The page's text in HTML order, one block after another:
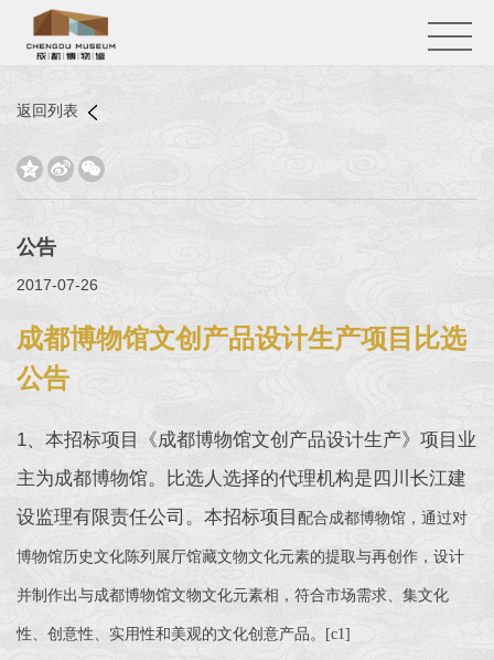
返回列表
  
公告
2017-07-26
成都博物馆文创产品设计生产项目比选
公告
1、本招标项目《成都博物馆文创产品设计生产》项目业
主为成都博物馆。比选人选择的代理机构是四川长江建
设监理有限责任公司。本招标项目 配合成都博物馆，通过对
博物馆历史文化陈列展厅馆藏文物文化元素的提取与再创作，设计
并制作出与成都博物馆文物文化元素相，符合市场需求、集文化
性、创意性、实用性和美观的文化创意产品。 [c1]